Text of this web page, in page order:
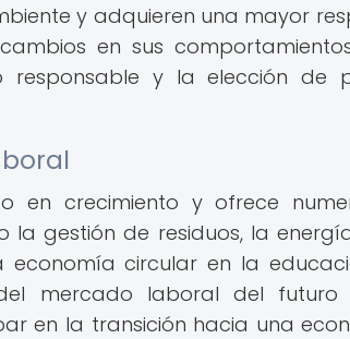
y adquieren una mayor
en sus
responsable y la elección de
en crecimiento y ofrece
la gestión de residuos, la
economía circular en la
mercado laboral del
en la transición hacia una